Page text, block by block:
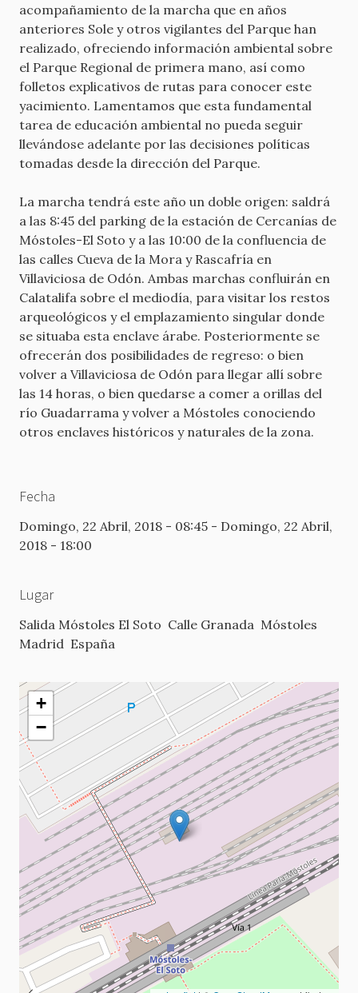
acompañamiento de la marcha que en años
anteriores Sole y otros vigilantes del Parque han
realizado, ofreciendo información ambiental sobre
el Parque Regional de primera mano, así como
folletos explicativos de rutas para conocer este
yacimiento. Lamentamos que esta fundamental
tarea de educación ambiental no pueda seguir
llevándose adelante por las decisiones políticas
tomadas desde la dirección del Parque.
La marcha tendrá este año un doble origen: saldrá
a las 8:45 del parking de la estación de Cercanías de
Móstoles-El Soto y a las 10:00 de la confluencia de
las calles Cueva de la Mora y Rascafría en
Villaviciosa de Odón. Ambas marchas confluirán en
Calatalifa sobre el mediodía, para visitar los restos
arqueológicos y el emplazamiento singular donde
se situaba esta enclave árabe. Posteriormente se
ofrecerán dos posibilidades de regreso: o bien
volver a Villaviciosa de Odón para llegar allí sobre
las 14 horas, o bien quedarse a comer a orillas del
río Guadarrama y volver a Móstoles conociendo
otros enclaves históricos y naturales de la zona.
Fecha
Domingo, 22 Abril, 2018 - 08:45 - Domingo, 22 Abril,
2018 - 18:00
Lugar
Salida Móstoles El Soto Calle Granada Móstoles
Madrid España
+
−